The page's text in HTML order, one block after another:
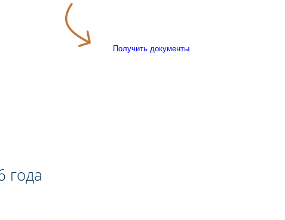
Получить документы
года